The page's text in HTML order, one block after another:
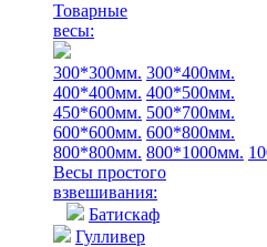
Товарные
весы:
300*300мм. 300*400мм.
400*400мм. 400*500мм.
450*600мм. 500*700мм.
600*600мм. 600*800мм.
800*800мм. 800*1000мм.
Весы простого
взвешивания:
Батискаф
Гулливер